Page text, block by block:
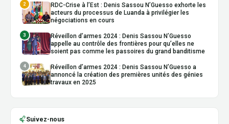
2
RDC-Crise à l’Est : Denis Sassou N’Guesso exhorte les
acteurs du processus de Luanda à privilégier les
négociations en cours
3
Réveillon d’armes 2024 : Denis Sassou N’Guesso
appelle au contrôle des frontières pour qu’elles ne
soient pas comme les passoires du grand banditisme
4
Réveillon d’armes 2024 : Denis Sassou N’Guesso a
annoncé la création des premières unités des génies
travaux en 2025
Suivez-nous